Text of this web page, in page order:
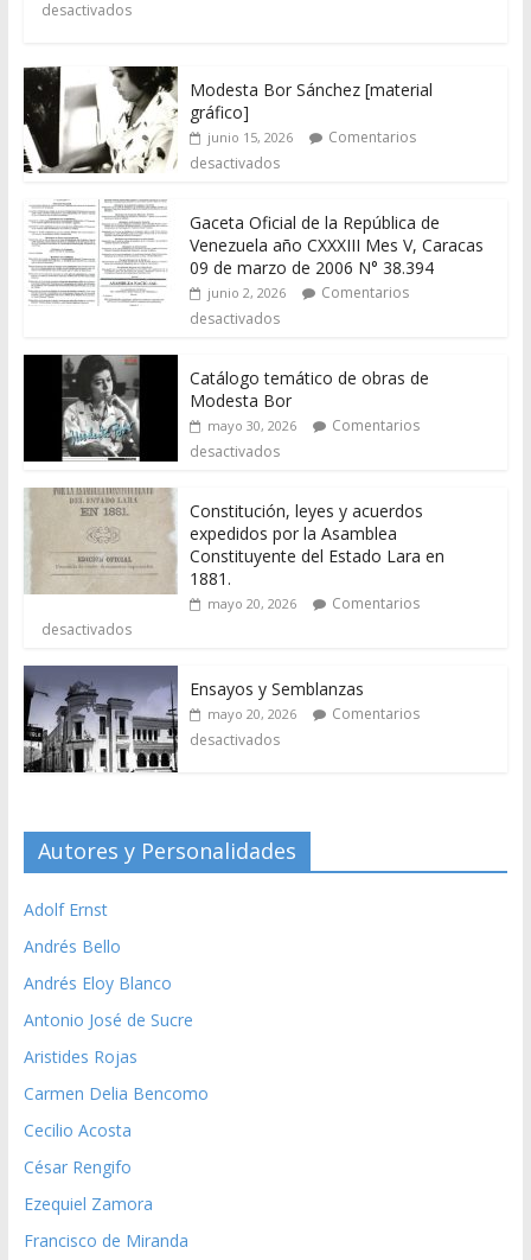
desactivados
Modesta Bor Sánchez [material
gráfico]
junio 15, 2026
Comentarios
desactivados
Gaceta Oficial de la República de
Venezuela año CXXXIII Mes V, Caracas
09 de marzo de 2006 N° 38.394
junio 2, 2026
Comentarios
desactivados
Catálogo temático de obras de
Modesta Bor
mayo 30, 2026
Comentarios
desactivados
Constitución, leyes y acuerdos
expedidos por la Asamblea
Constituyente del Estado Lara en
1881.
mayo 20, 2026
Comentarios
desactivados
Ensayos y Semblanzas
mayo 20, 2026
Comentarios
desactivados
Autores y Personalidades
Adolf Ernst
Andrés Bello
Andrés Eloy Blanco
Antonio José de Sucre
Aristides Rojas
Carmen Delia Bencomo
Cecilio Acosta
César Rengifo
Ezequiel Zamora
Francisco de Miranda